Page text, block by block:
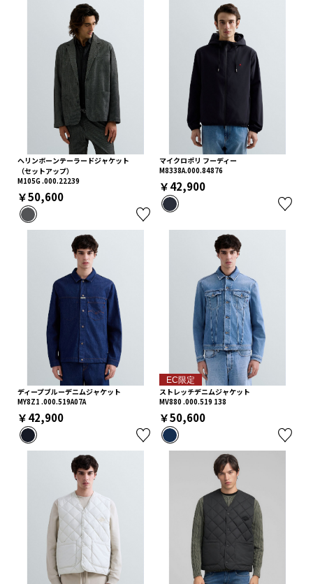
ヘリンボーンテーラードジャケット
（セットアップ）
M105G .000.22239
￥50,600
マイクロポリ フーディー
M8338A.000.84876
￥42,900
ディープブルーデニムジャケット
MY8Z1 .000.519A07A
￥42,900
EC限定
ストレッチデニムジャケット
MV880 .000.519 138
￥50,600